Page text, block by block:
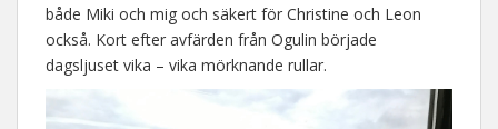
både Miki och mig och säkert för Christine och Leon
också. Kort efter avfärden från Ogulin började
dagsljuset vika – vika mörknande rullar.